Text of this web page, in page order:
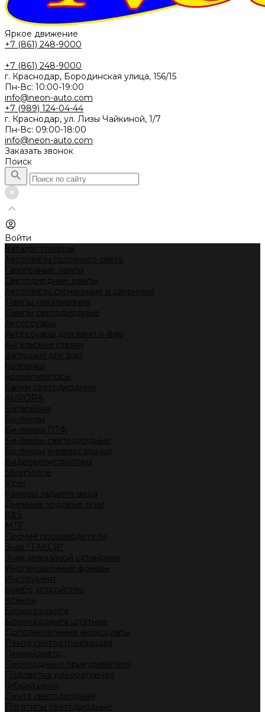
Яркое движение
+7 (861) 248-9000
+7 (861) 248-9000
г. Краснодар, Бородинская улица, 156/15
Пн-Вс: 10:00-19:00
info@neon-auto.com
+7 (989) 124-04-44
г. Краснодар, ул. Лизы Чайкиной, 1/7
Пн-Вс: 09:00-18:00
info@neon-auto.com
Заказать звонок
Поиск
Войти
Каталог товаров
Автолампы головного света
Галогенные лампы
Светодиодные лампы
Автолампы сигнальные и салонные
Лампы накаливания
Лампы светодиодные
Аксессуары
Аксессуары для ламп и фар
Ангельские глазки
Заглушки для фар
Колпачки
Ароматизаторы
Балки светодиодные
AURORA
Батарейки
Би-линзы
Би-линзы ПТФ
Би-линзы светодиодные
Би-линзы универсальные
Видеорегистраторы
SilverStone
Viper
Камеры заднего вида
Дневные ходовые огни
K&S
MTF
Прочие производители
Знак "ТАКСИ"
Знак аварийной остановки
Инспекционный фонарь
Инструмент
Комбо устройство
Ксенон
Блоки розжига
Блоки розжига штатные
Дополнительные аксессуары
Лента светоотражающая
Люминометр
Переходники прикуривателя
Подсветка декоративная
Гибкий неон
Лента светодиодная
Логотипы светодиодные